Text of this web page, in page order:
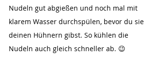
Nudeln gut abgießen und noch mal mit
klarem Wasser durchspülen, bevor du sie
deinen Hühnern gibst. So kühlen die
Nudeln auch gleich schneller ab. 😉